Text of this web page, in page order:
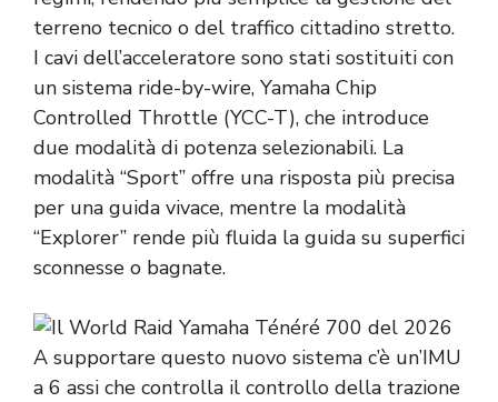
terreno tecnico o del traffico cittadino stretto.
I cavi dell’acceleratore sono stati sostituiti con
un sistema ride-by-wire, Yamaha Chip
Controlled Throttle (YCC-T), che introduce
due modalità di potenza selezionabili. La
modalità “Sport” offre una risposta più precisa
per una guida vivace, mentre la modalità
“Explorer” rende più fluida la guida su superfici
sconnesse o bagnate.
A supportare questo nuovo sistema c’è un’IMU
a 6 assi che controlla il controllo della trazione